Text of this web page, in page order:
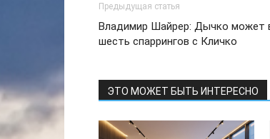
Предыдущая статья
Владимир Шайрер: Дычко может
шесть спаррингов с Кличко
ЭТО МОЖЕТ БЫТЬ ИНТЕРЕСНО